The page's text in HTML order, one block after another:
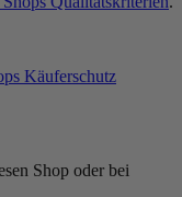
Käuferschutz
Shop oder bei